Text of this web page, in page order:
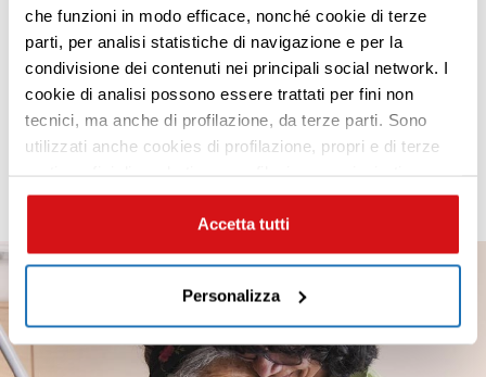
che funzioni in modo efficace, nonché cookie di terze
parti, per analisi statistiche di navigazione e per la
condivisione dei contenuti nei principali social network. I
cookie di analisi possono essere trattati per fini non
tecnici, ma anche di profilazione, da terze parti. Sono
utilizzati anche cookies di profilazione, propri e di terze
contenuti mirati sulle tue preferenze e i tuoi interessi. Se
CHIUDI questo banner, saranno utilizzati soltanto
cookies tecnici. Seleziona i pulsanti sottostanti per
seleziona “ACCETTA TUTTI”, se vuoi abilitare o
disabilitare soltanto determinate categorie di cookies
seleziona “PERSONALIZZA”. Per maggiori informazioni
Accetta tutti
Personalizza
Scopri tutti
gli approfondimenti
Premi INVIO per cercare o ESC per uscire